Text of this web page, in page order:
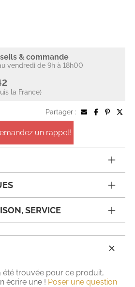
& commande
vendredi de 9h à 18h00
la France)
Partager :
un rappel!
SERVICE
été trouvée pour ce produit,
écrire une ! Poser une question